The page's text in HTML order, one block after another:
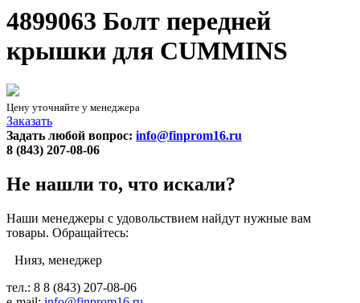
4899063 Болт передней
крышки для CUMMINS
Цену уточняйте у менеджера
Заказать
Задать любой вопрос: info@finprom16.ru
8 (843) 207-08-06
Не нашли то, что искали?
Наши менеджеры с удовольствием найдут нужные вам
товары. Обращайтесь:
Нияз, менеджер
тел.: 8 8 (843) 207-08-06